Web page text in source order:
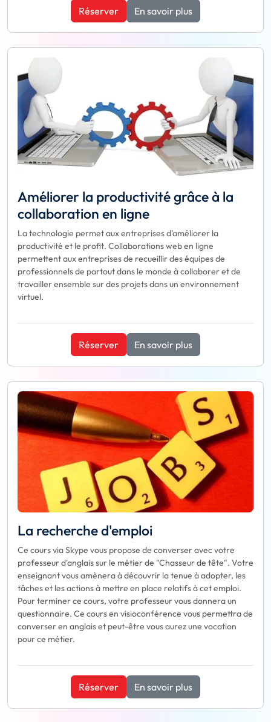
Réserver En savoir plus
Améliorer la productivité grâce à la
collaboration en ligne
La technologie permet aux entreprises d'améliorer la
productivité et le profit. Collaborations web en ligne
permettent aux entreprises de recueillir des équipes de
professionnels de partout dans le monde à collaborer et de
travailler ensemble sur des projets dans un environnement
virtuel.
Réserver En savoir plus
La recherche d'emploi
Ce cours via Skype vous propose de converser avec votre
professeur d'anglais sur le métier de "Chasseur de tête". Votre
enseignant vous amènera à découvrir la tenue à adopter, les
tâches et les actions à mettre en place relatifs à cet emploi.
Pour terminer ce cours, votre professeur vous donnera un
questionnaire. Ce cours en visioconférence vous permettra de
converser en anglais et peut-être vous aurez une vocation
pour ce métier.
Réserver En savoir plus